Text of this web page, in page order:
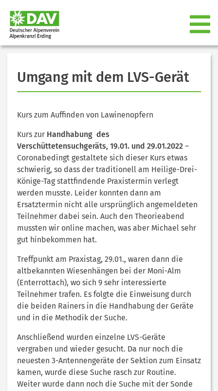
Umgang mit dem LVS-Gerät
Kurs zum Auffinden von Lawinenopfern
Kurs zur Handhabung des
Verschüttetensuchgeräts, 19.01. und 29.01.2022 –
Coronabedingt gestaltete sich dieser Kurs etwas
schwierig, so dass der traditionell am Heilige-Drei-
Könige-Tag stattfindende Praxistermin verlegt
werden musste. Leider konnten dann am
Ersatztermin nicht alle ursprünglich angemeldeten
Teilnehmer dabei sein. Auch den Theorieabend
mussten wir online machen, was aber Michael sehr
gut hinbekommen hat.
Treffpunkt am Praxistag, 29.01., waren dann die
altbekannten Wiesenhängen bei der Moni-Alm
(Enterrottach), wo sich 9 sehr interessierte
Teilnehmer trafen. Es folgte die Einweisung durch
die beiden Rainers in die Handhabung der Geräte
und in die Methodik der Suche.
Anschließend wurden einzelne LVS-Geräte
vergraben und wieder gesucht. Da nur noch die
neuesten 3-Antennengeräte der Sektion zum Einsatz
kamen, wurde diese Suche rasch zur Routine.
Weiter wurde dann noch die Suche mit der Sonde